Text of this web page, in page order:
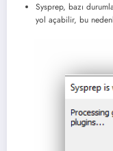
Sysprep, bazı
yol açabilir, bu